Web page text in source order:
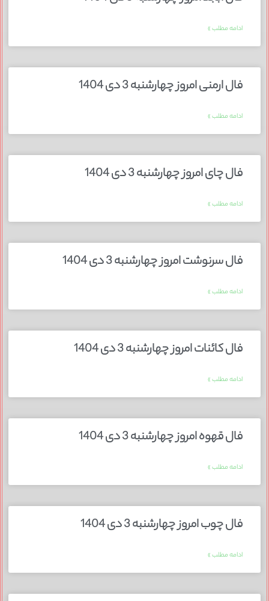
ادامه مطلب »
فال ارمنی امروز چهارشنبه 3 دی 1404
ادامه مطلب »
فال چای امروز چهارشنبه 3 دی 1404
ادامه مطلب »
فال سرنوشت امروز چهارشنبه 3 دی 1404
ادامه مطلب »
فال کائنات امروز چهارشنبه 3 دی 1404
ادامه مطلب »
فال قهوه امروز چهارشنبه 3 دی 1404
ادامه مطلب »
فال چوب امروز چهارشنبه 3 دی 1404
ادامه مطلب »